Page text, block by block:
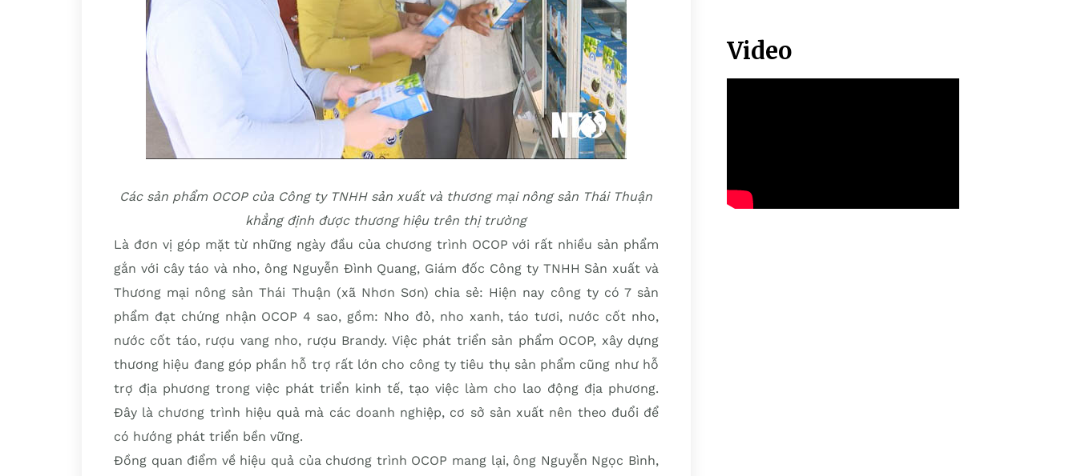
Các sản phẩm OCOP của Công ty TNHH sản xuất và thương mại nông sản Thái Thuận
khẳng định được thương hiệu trên thị trường
Là đơn vị góp mặt từ những ngày đầu của chương trình OCOP với rất nhiều sản phẩm
gắn với cây táo và nho, ông Nguyễn Đình Quang, Giám đốc Công ty TNHH Sản xuất và
Thương mại nông sản Thái Thuận (xã Nhơn Sơn) chia sẻ: Hiện nay công ty có 7 sản
phẩm đạt chứng nhận OCOP 4 sao, gồm: Nho đỏ, nho xanh, táo tươi, nước cốt nho,
nước cốt táo, rượu vang nho, rượu Brandy. Việc phát triển sản phẩm OCOP, xây dựng
thương hiệu đang góp phần hỗ trợ rất lớn cho công ty tiêu thụ sản phẩm cũng như hỗ
trợ địa phương trong việc phát triển kinh tế, tạo việc làm cho lao động địa phương.
Đây là chương trình hiệu quả mà các doanh nghiệp, cơ sở sản xuất nên theo đuổi để
có hướng phát triển bền vững.
Đồng quan điểm về hiệu quả của chương trình OCOP mang lại, ông Nguyễn Ngọc Bình,
Video